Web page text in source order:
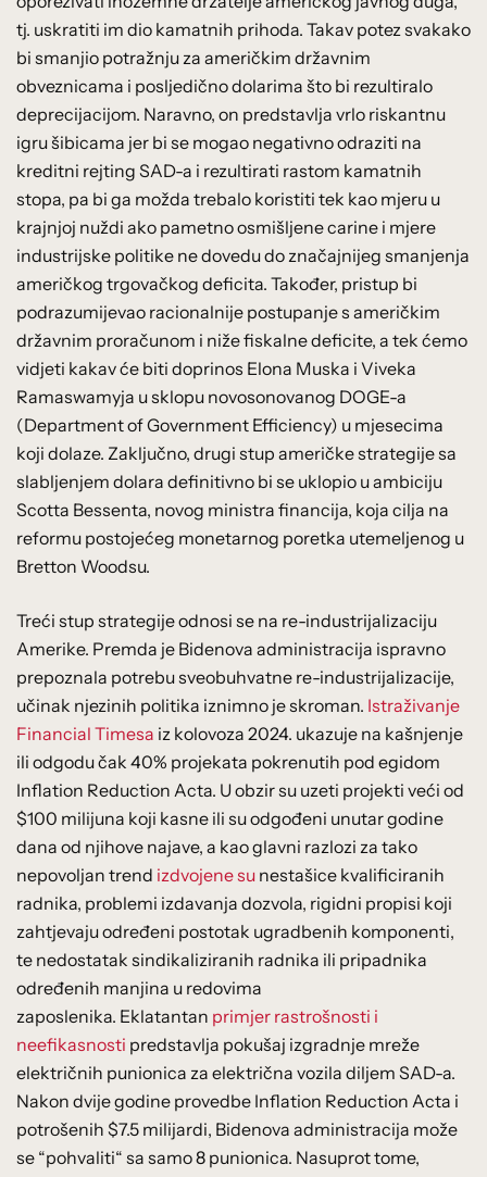
tj. uskratiti im dio kamatnih prihoda. Takav potez svakako
bi smanjio potražnju za američkim državnim
obveznicama i posljedično dolarima što bi rezultiralo
deprecijacijom. Naravno, on predstavlja vrlo riskantnu
igru šibicama jer bi se mogao negativno odraziti na
kreditni rejting SAD-a i rezultirati rastom kamatnih
stopa, pa bi ga možda trebalo koristiti tek kao mjeru u
krajnjoj nuždi ako pametno osmišljene carine i mjere
industrijske politike ne dovedu do značajnijeg smanjenja
američkog trgovačkog deficita. Također, pristup bi
podrazumijevao racionalnije postupanje s američkim
državnim proračunom i niže fiskalne deficite, a tek ćemo
vidjeti kakav će biti doprinos Elona Muska i Viveka
Ramaswamyja u sklopu novosonovanog DOGE-a
(Department of Government Efficiency) u mjesecima
koji dolaze. Zaključno, drugi stup američke strategije sa
slabljenjem dolara definitivno bi se uklopio u ambiciju
Scotta Bessenta, novog ministra financija, koja cilja na
reformu postojećeg monetarnog poretka utemeljenog u
Bretton Woodsu.
Treći stup strategije odnosi se na re-industrijalizaciju
Amerike. Premda je Bidenova administracija ispravno
prepoznala potrebu sveobuhvatne re-industrijalizacije,
učinak njezinih politika iznimno je skroman. Istraživanje
Financial Timesa iz kolovoza 2024. ukazuje na kašnjenje
ili odgodu čak 40% projekata pokrenutih pod egidom
Inflation Reduction Acta. U obzir su uzeti projekti veći od
$100 milijuna koji kasne ili su odgođeni unutar godine
dana od njihove najave, a kao glavni razlozi za tako
nepovoljan trend izdvojene su nestašice kvalificiranih
radnika, problemi izdavanja dozvola, rigidni propisi koji
zahtjevaju određeni postotak ugradbenih komponenti,
te nedostatak sindikaliziranih radnika ili pripadnika
određenih manjina u redovima
zaposlenika. Eklatantan primjer rastrošnosti i
neefikasnosti predstavlja pokušaj izgradnje mreže
električnih punionica za električna vozila diljem SAD-a.
Nakon dvije godine provedbe Inflation Reduction Acta i
potrošenih $7.5 milijardi, Bidenova administracija može
se “pohvaliti“ sa samo 8 punionica. Nasuprot tome,